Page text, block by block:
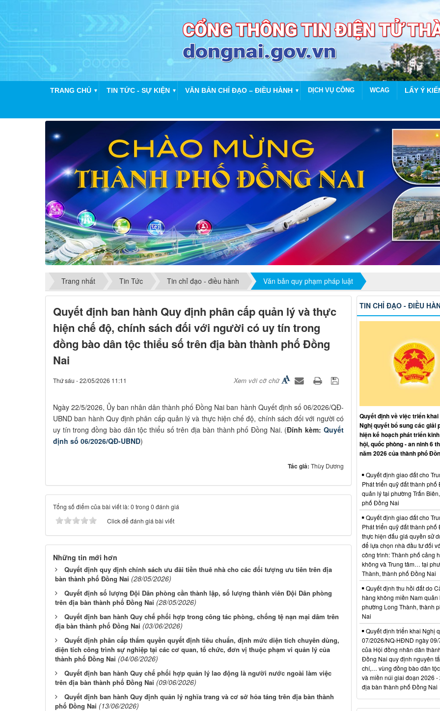
TRANG CHỦ ▼ TIN TỨC - SỰ KIỆN ▼ VĂN BẢN CHỈ ĐẠO – ĐIỀU HÀNH ▼ DỊCH VỤ CÔNG WCAG LẤY Ý
Trang nhất Tin Tức Tin chỉ đạo - điều hành Văn bản quy phạm pháp luật
Quyết định ban hành Quy định phân cấp quản lý và thực
hiện chế độ, chính sách đối với người có uy tín trong
đồng bào dân tộc thiểu số trên địa bàn thành phố Đồng
Nai
Thứ sáu - 22/05/2026 11:11 Xem với cỡ chữ
Ngày 22/5/2026, Ủy ban nhân dân thành phố Đồng Nai ban hành Quyết định số 06/2026/QĐ-
UBND ban hành Quy định phân cấp quản lý và thực hiện chế độ, chính sách đối với người có
uy tín trong đồng bào dân tộc thiểu số trên địa bàn thành phố Đồng Nai. (Đính kèm: Quyết
định số 06/2026/QĐ-UBND)
Tác giả: Thùy Dương
Tổng số điểm của bài viết là: 0 trong 0 đánh giá
Click để đánh giá bài viết
Những tin mới hơn
Quyết định quy định chính sách ưu đãi tiền thuê nhà cho các đối tượng ưu tiên trên địa
bàn thành phố Đồng Nai (28/05/2026)
Quyết định số lượng Đội Dân phòng cần thành lập, số lượng thành viên Đội Dân phòng
trên địa bàn thành phố Đồng Nai (28/05/2026)
Quyết định ban hành Quy chế phối hợp trong công tác phòng, chống tệ nạn mại dâm trên
địa bàn thành phố Đồng Nai (03/06/2026)
Quyết định phân cấp thẩm quyền quyết định tiêu chuẩn, định mức diện tích chuyên dùng,
diện tích công trình sự nghiệp tại các cơ quan, tổ chức, đơn vị thuộc phạm vi quản lý của
thành phố Đồng Nai (04/06/2026)
Quyết định ban hành Quy chế phối hợp quản lý lao động là người nước ngoài làm việc
trên địa bàn thành phố Đồng Nai (09/06/2026)
Quyết định ban hành Quy định quản lý nghĩa trang và cơ sở hỏa táng trên địa bàn thành
phố Đồng Nai (13/06/2026)
TIN CHỈ ĐẠO - ĐIỀU
Quyết định về việc triển
Nghị quyết bổ sung các giải
hiện kế hoạch phát triển
hội, quốc phòng - an ninh 6
năm 2026 của thành phố
Quyết định giao đất cho
Phát triển quỹ đất thành phố
quản lý tại phường Trấn
phố Đồng Nai
Quyết định giao đất cho
Phát triển quỹ đất thành phố
thực hiện đấu giá quyền sử
để lựa chọn nhà đầu tư đối
công trình: Thành phố cảng
không và Trung tâm… tại
Thành, thành phố Đồng Nai
Quyết định thu hồi đất do
hàng không miền Nam quản
phường Long Thành, thành
Nai
Quyết định triển khai Nghị
07/2026/NQ-HĐND ngày 09/
của Hội đồng nhân dân
Đồng Nai quy định nguyên
chí,… vùng đồng bào dân
và miền núi giai đoạn 2026 -
địa bàn thành phố Đồng Nai